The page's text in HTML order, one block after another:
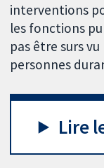
interventions
les fonctions
pas être surs
personnes
Lire